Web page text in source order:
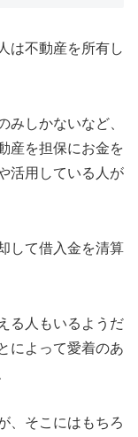
は不動産を所有し
みしかないなど、
産を担保にお金を
活用している人が
して借入金を清算
る人もいるようだ
によって愛着のあ
、そこにはもちろ